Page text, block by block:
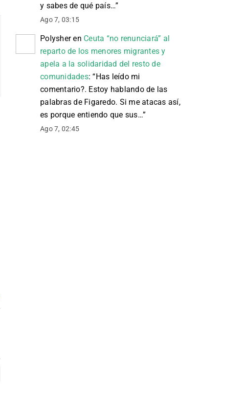
y sabes de qué país…”
Ago 7, 03:15
Polysheren Ceuta “no renunciará” al
reparto de los menores migrantes y
apela a la solidaridad del resto de
comunidades: “Has leído mi
comentario?. Estoy hablando de las
palabras de Figaredo. Si me atacas así,
es porque entiendo que sus…”
Ago 7, 02:45